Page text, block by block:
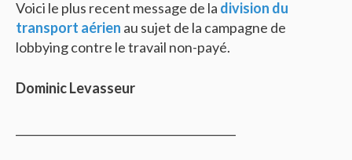
Voici le plus recent message de la division du
transport aérien au sujet de la campagne de
lobbying contre le travail non-payé.
Dominic Levasseur